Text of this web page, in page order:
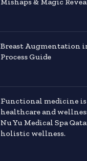
Breast Augmentation
Process Guide
Functional medicine
healthcare and
Nu Yu Medical Spa
holistic wellness.